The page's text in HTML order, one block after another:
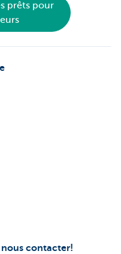
prêts pour
nous contacter!